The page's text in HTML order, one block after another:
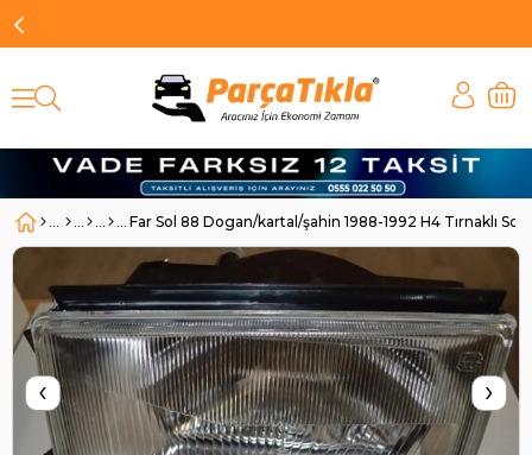
Far Sol 88 Dogan/kartal/şahin 1988-1992 H4 Tırnaklı Sol
‹ ›